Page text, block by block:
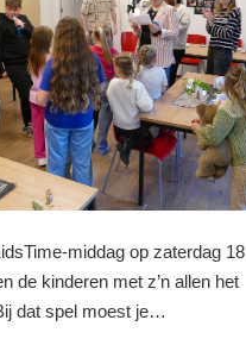
middag op zaterdag 18
de kinderen met z’n allen het
dat spel moest je…